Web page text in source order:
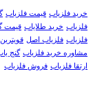
خرید فلزیاب قیمت فلزیاب
فلزیاب خرید طلایاب قیمت
فلزیاب فلزیاب اصل
مشاوره خرید فلزیاب گنج
ارتقا فلزیاب فروش فلزیاب